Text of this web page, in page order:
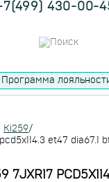
430-00-
Программа
Ki259/
et47 dia67.1